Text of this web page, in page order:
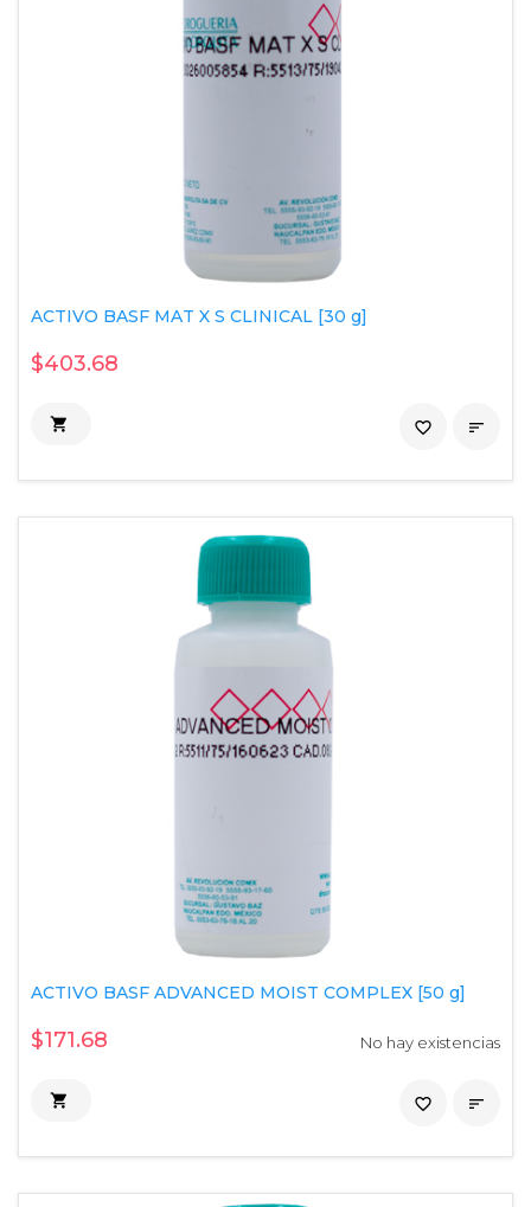
ACTIVO BASF MAT X S CLINICAL [30 g]
$403.68
 
favorite_border
ACTIVO BASF ADVANCED MOIST COMPLEX [50 g]
$171.68 No hay existencias
 
favorite_border